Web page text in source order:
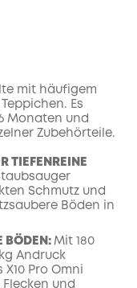
mit häufigem
Es
Monaten und
Zubehörteile.
TIEFENREINE
Schmutz und
Böden in
BÖDEN: Mit 180
Andruck
Pro Omni
und